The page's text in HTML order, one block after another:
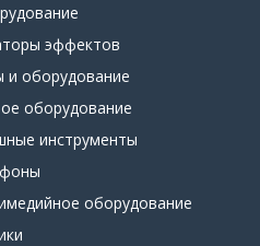
эффектов
и оборудование
оборудование
инструменты
оборудование